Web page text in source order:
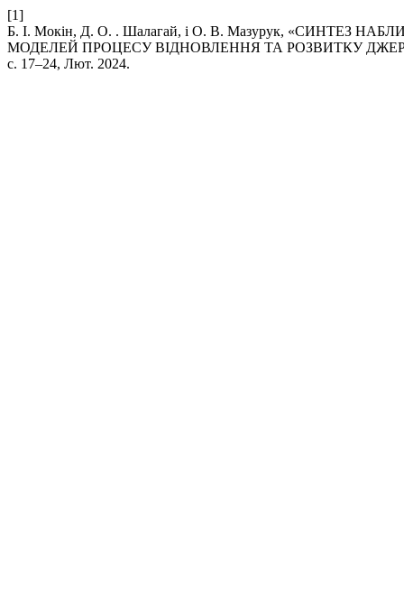
[1]
Б. І. Мокін, Д. О. . Шалагай, і О. В. Мазурук,
МОДЕЛЕЙ ПРОЦЕСУ ВІДНОВЛЕННЯ ТА РОЗВИТКУ
с. 17–24, Лют. 2024.